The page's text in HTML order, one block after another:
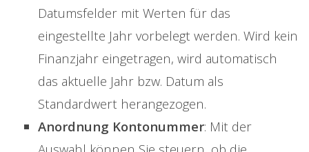
Datumsfelder mit Werten für das
eingestellte Jahr vorbelegt werden. Wird kein
Finanzjahr eingetragen, wird automatisch
das aktuelle Jahr bzw. Datum als
Standardwert herangezogen.
Anordnung Kontonummer: Mit der